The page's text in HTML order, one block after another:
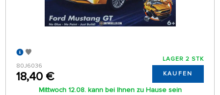
80J6036
18,40 €
LAGER 2 STK
KAUFEN
Mittwoch 12.08. kann bei Ihnen zu Hause sein